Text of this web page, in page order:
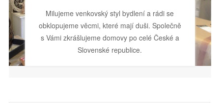
Milujeme venkovský styl bydlení a rádi se
obklopujeme věcmi, které mají duši. Společně
s Vámi zkrášlujeme domovy po celé České a
Slovenské republice.